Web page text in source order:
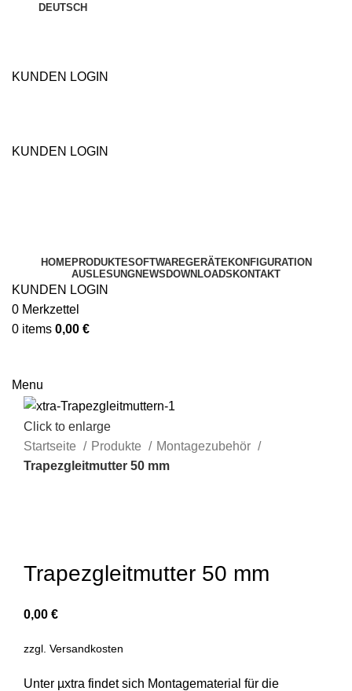
DEUTSCH
KUNDEN LOGIN
KUNDEN LOGIN
HOME PRODUKTESOFTWAREGERÄTEKONFIGURATION
AUSLESUNGNEWS DOWNLOADS KONTAKT
KUNDEN LOGIN
0 Merkzettel
0 items 0,00 €
Menu
Click to enlarge
Startseite
Produkte
Montagezubehör
Trapezgleitmutter 50 mm
Trapezgleitmutter 50 mm
0,00 €
zzgl. Versandkosten
Unter µxtra findet sich Montagematerial für die